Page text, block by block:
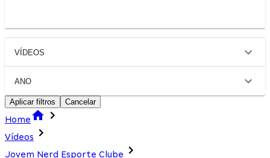
VÍDEOS
ANO
Aplicar filtros Cancelar
Home
Vídeos
Jovem Nerd Esporte Clube